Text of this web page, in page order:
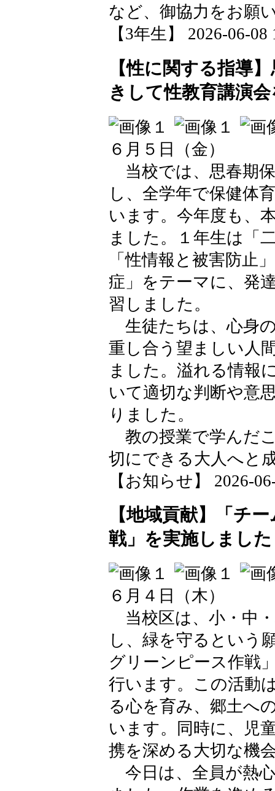
など、御協力をお願
【3年生】 2026-06-08
【性に関する指導
きして性教育講演
６月５日（金）
当校では、思春期
し、全学年で保健体
います。今年度も、
ました。１年生は「
「性情報と被害防止
症」をテーマに、発
習しました。
生徒たちは、心身
重し合う望ましい人
ました。溢れる情報
いて適切な判断や意
りました。
教の授業で学んだ
切にできる大人へと
【お知らせ】 2026-
【地域貢献】「チ
戦」を実施しまし
６月４日（木）
当校区は、小・中
し、緑を守るという
グリーンピース作戦
行います。この活動
る心を育み、郷土へ
います。同時に、児
携を深める大切な機
今日は、全員が熱